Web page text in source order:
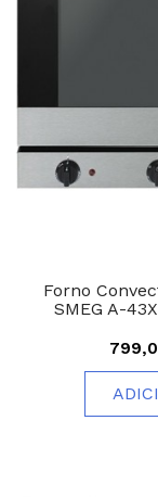
Forno
SMEG A-